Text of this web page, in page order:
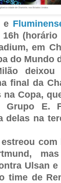
e
16h
em
do Mundo
deixou
final da
na Copa,
Grupo E.
delas na
Ulsan e
time de